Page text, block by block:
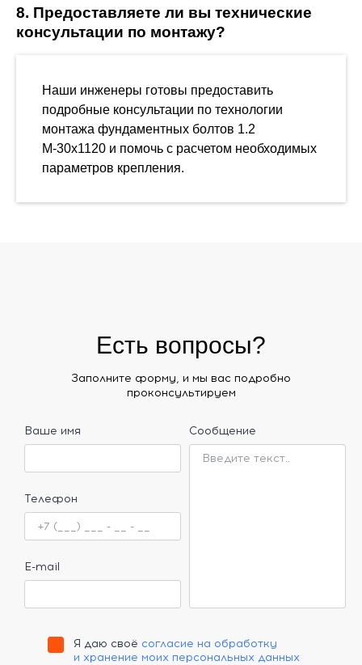
8. Предоставляете ли вы технические
консультации по монтажу?
Наши инженеры готовы предоставить
подробные консультации по технологии
монтажа фундаментных болтов 1.2
М-30х1120 и помочь с расчетом необходимых
параметров крепления.
Есть вопросы?
Заполните форму, и мы вас подробно
проконсультируем
Ваше имя
Телефон
E-mail
Сообщение
Я даю своё согласие на обработку
и хранение моих персональных данных